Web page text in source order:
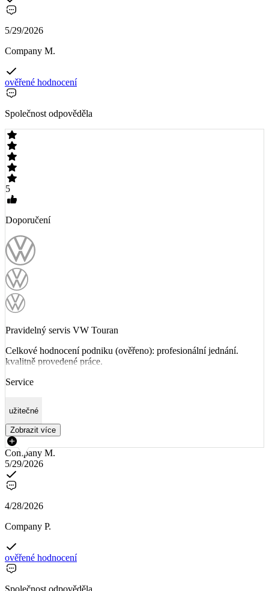
5/29/2026
Company M.
ověřené hodnocení
Společnost odpověděla
5
Doporučení
Pravidelný servis VW Touran
Celkové hodnocení podniku (ověřeno): profesionální jednání.
kvalitně provedené práce.
Service
užitečné
Zobrazit více
Company M.
5/29/2026
4/28/2026
Company P.
ověřené hodnocení
Společnost odpověděla